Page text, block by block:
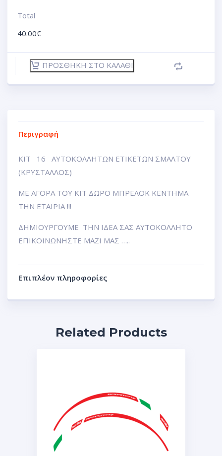
Total
40.00€
ΠΡΟΣΘΉΚΗ ΣΤΟ ΚΑΛΆΘΙ
Περιγραφή
ΚΙΤ 16 ΑΥΤΟΚΟΛΛΗΤΩΝ ΕΤΙΚΕΤΩΝ ΣΜΑΛΤΟΥ
(ΚΡΥΣΤΑΛΛΟΣ)
ΜΕ ΑΓΟΡΑ ΤΟΥ ΚΙΤ ΔΩΡΟ ΜΠΡΕΛΟΚ ΚΕΝΤΗΜΑ
ΤΗΝ ΕΤΑΙΡΙΑ !!!
ΔΗΜΙΟΥΡΓΟΥΜΕ ΤΗΝ ΙΔΕΑ ΣΑΣ ΑΥΤΟΚΟΛΛΗΤΟ
ΕΠΙΚΟΙΝΩΝΗΣΤΕ ΜΑΖΙ ΜΑΣ …..
Επιπλέον πληροφορίες
Related Products